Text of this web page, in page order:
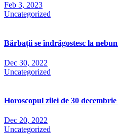
Feb 3, 2023
Uncategorized
Bărbații se îndrăgostesc la
Dec 30, 2022
Uncategorized
Horoscopul zilei de 30
Dec 20, 2022
Uncategorized